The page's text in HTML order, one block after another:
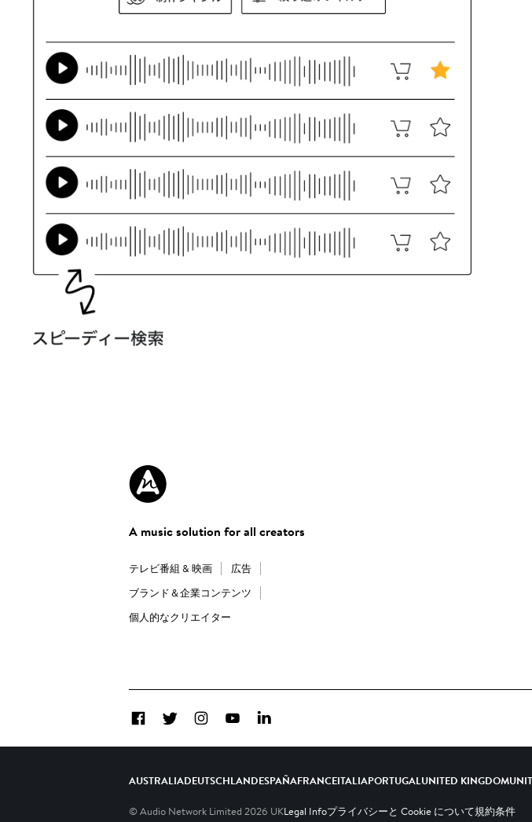
A music solution for all creators
テレビ番組 & 映画
広告
ブランド＆企業コンテンツ
個人的なクリエイター
FacebookTwitterInstagramYouTubeLinkedIn
AUSTRALIADEUTSCHLANDESPAÑAFRANCEITALIAPORTUGALUNITED KINGDOM
© Audio Network Limited 2026 UKLegal Infoプライバシーと Cookie について規約条件